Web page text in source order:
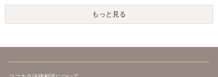
もっと見る